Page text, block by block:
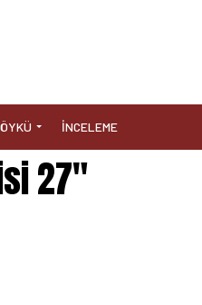
ÖYKÜ İNCELEME
27"